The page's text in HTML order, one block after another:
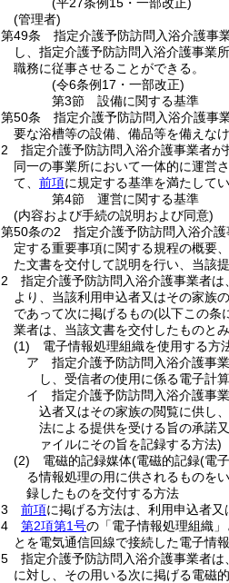
(管理者)
第49条
指定介護予防訪問入浴介護事
し、指定介護予防訪問入浴介護事業
職務に従事させることができる。
(令6条例17・一部改正)
第3節
設備に関する基準
第50条
指定介護予防訪問入浴介護事
要な浴槽等の設備、備品等を備えなけ
2
指定介護予防訪問入浴介護事業者
同一の事業所において一体的に運営
て、 前項に規定する基準を満たして
第4節
運営に関する基準
(内容および手続の説明および同意)
第50条の2
指定介護予防訪問入浴介
定する重要事項に関する規程の概要
た文書を交付して説明を行い、当該
2
指定介護予防訪問入浴介護事業者は
より、当該利用申込者又はその家族
であって次に掲げるもの(以下この条
業者は、当該文書を交付したものとみ
(1)
電子情報処理組織を使用する方
ア
指定介護予防訪問入浴介護事
し、受信者の使用に係る電子計
イ
指定介護予防訪問入浴介護事
込者又はその家族の閲覧に供し
法による提供を受ける旨の承諾
ァイルにその旨を記録する方法)
(2)
電磁的記録媒体(電磁的記録(電
る情報処理の用に供されるものをい
録したものを交付する方法
3
前項に掲げる方法は、利用申込者
4
第2項第1号の「電子情報処理組織
とを電気通信回線で接続した電子情
5
指定介護予防訪問入浴介護事業者は、
に対し、その用いる次に掲げる電磁